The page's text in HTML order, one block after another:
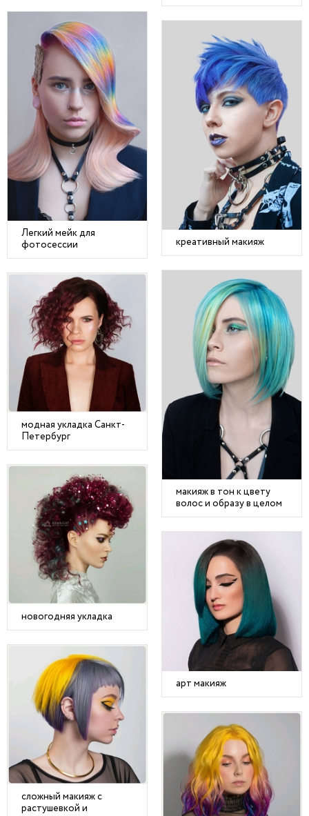
Легкий мейк для
фотосессии
креативный макияж
макияж в тон к цвету
волос и образу в целом
модная укладка Санкт-
Петербург
новогодняя укладка
арт макияж
сложный макияж с
растушевкой и